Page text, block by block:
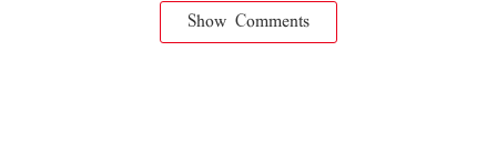
Show Comments